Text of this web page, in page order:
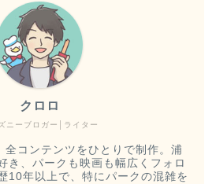
ニーブロガー│ライター
クロロ
コンテンツをひとりで制作。浦
き、パークも映画も幅広くフォロ
10年以上で、特にパークの混雑を